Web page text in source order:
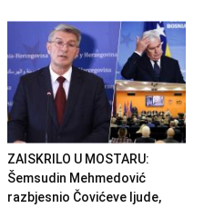
ZAISKRILO U MOSTARU:
Šemsudin Mehmedović
razbjesnio Čovićeve ljude,